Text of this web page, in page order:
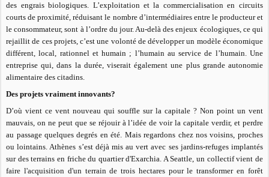
des engrais biologiques. L’exploitation et la commercialisation en circuits
courts de proximité, réduisant le nombre d’intermédiaires entre le producteur et
le consommateur, sont à l’ordre du jour. Au-delà des enjeux écologiques, ce qui
rejaillit de ces projets, c’est une volonté de développer un modèle économique
différent, local, rationnel et humain ; l’humain au service de l’humain. Une
entreprise qui, dans la durée, viserait également une plus grande autonomie
alimentaire des citadins.
Des projets vraiment innovants?
D’où vient ce vent nouveau qui souffle sur la capitale ? Non point un vent
mauvais, on ne peut que se réjouir à l’idée de voir la capitale verdir, et perdre
au passage quelques degrés en été. Mais regardons chez nos voisins, proches
ou lointains. Athènes s’est déjà mis au vert avec ses jardins-refuges implantés
sur des terrains en friche du quartier d'Exarchia. A Seattle, un collectif vient de
faire l'acquisition d'un terrain de trois hectares pour le transformer en forêt